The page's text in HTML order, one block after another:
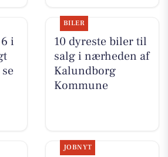
i
BILER
10 dyreste biler til
salg i nærheden af
Kalundborg
Kommune
JOBNYT